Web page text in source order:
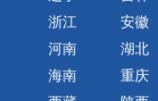
浙江
安徽
河南
湖北
海南
重庆